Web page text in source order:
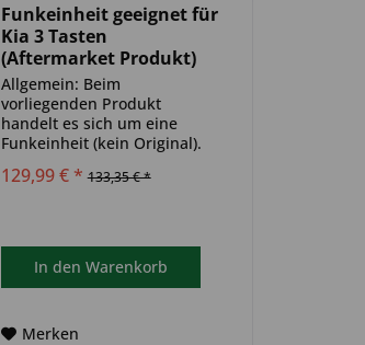
Funkeinheit geeignet für
Kia 3 Tasten
(Aftermarket Produkt)
Allgemein: Beim
vorliegenden Produkt
handelt es sich um eine
Funkeinheit (kein Original).
(Transponder) in der
geeignet für: Kia Produkttyp:
einzelne Funkeinheit...
129,99 € * 133,35 € *
In den Warenkorb
Merken